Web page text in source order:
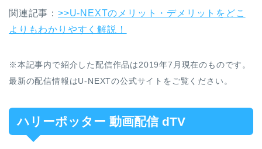
関連記事： >>U-NEXTのメリット・デメリットをどこ
よりもわかりやすく解説！
※本記事内で紹介した配信作品は2019年7月現在のものです。
最新の配信情報はU-NEXTの公式サイトをご覧ください。
ハリーポッター 動画配信 dTV